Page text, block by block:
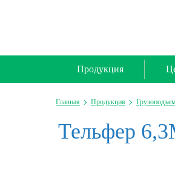
Продукция
Главная Продукция
Тельфер